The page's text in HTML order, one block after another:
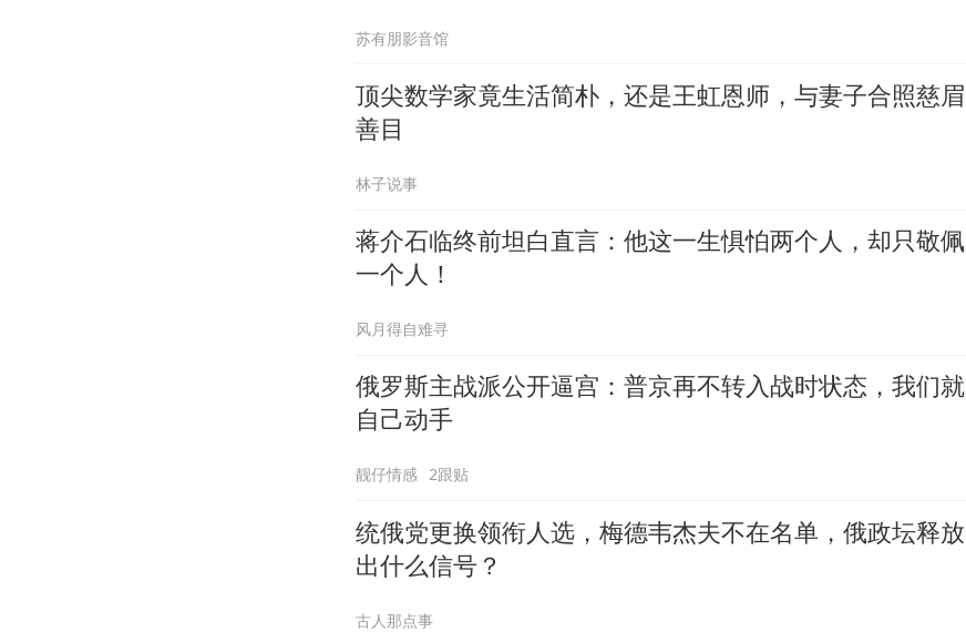
苏有朋影音馆
顶尖数学家竟生活简朴，还是王虹恩师，与妻子合照慈眉
善目
林子说事
蒋介石临终前坦白直言：他这一生惧怕两个人，却只敬佩
一个人！
风月得自难寻
俄罗斯主战派公开逼宫：普京再不转入战时状态，我们就
自己动手
靓仔情感 2跟贴
统俄党更换领衔人选，梅德韦杰夫不在名单，俄政坛释放
出什么信号？
古人那点事